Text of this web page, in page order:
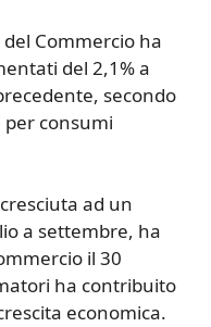
Commercio ha
del 2,1% a
secondo
per consumi
ad un
a settembre, ha
il 30
ha contribuito
economica.